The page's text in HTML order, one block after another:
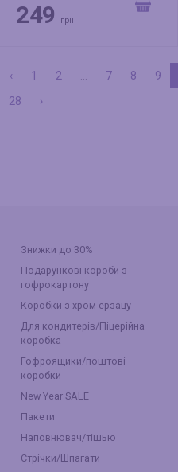
249 грн
‹ 1 2 7 8 9
28
›
Знижки до 30%
Подарункові короби з
гофрокартону
Коробки з хром-ерзацу
Для кондитерів/Піцерійна
коробка
Гофроящики/поштові
коробки
New Year SALE
Пакети
Наповнювач/тішью
Стрічки/Шпагати